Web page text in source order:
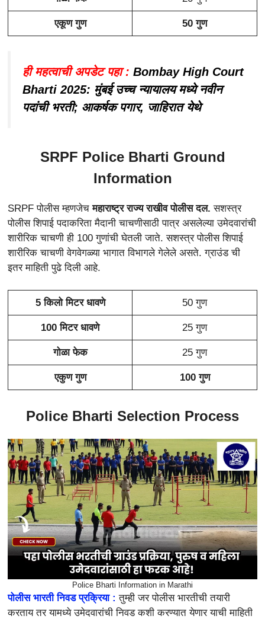
एकूण गुण 50 गुण
ही महत्वाची अपडेट पहा : Bombay High Court
Bharti 2025: मुंबई उच्च न्यायालय मध्ये नवीन
पदांची भरती; आकर्षक पगार, जाहिरात येथे
SRPF Police Bharti Ground
Information
SRPF पोलीस म्हणजेच महाराष्ट्र राज्य राखीव पोलीस दल. सशस्त्र
पोलीस शिपाई पदाकरिता मैदानी चाचणीसाठी पात्र असलेल्या उमेदवारांची
शारीरिक चाचणी ही 100 गुणांची घेतली जाते. सशस्त्र पोलीस शिपाई
शारीरिक चाचणी वेगवेगळ्या भागात विभागले गेलेले असते. ग्राउंड ची
इतर माहिती पुढे दिली आहे.
5 किलो मिटर धावणे 50 गुण
100 मिटर धावणे 25 गुण
गोळा फेक 25 गुण
एकुण गुण 100 गुण
Police Bharti Selection Process
Police Bharti Information in Marathi
पोलीस भारती निवड प्रक्रिया :तुम्ही जर पोलीस भारतीची तयारी
करताय तर यामध्ये उमेदवारांची निवड कशी करण्यात येणार याची माहिती